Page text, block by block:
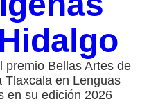
premio Bellas Artes de
Tlaxcala en Lenguas
en su edición 2026